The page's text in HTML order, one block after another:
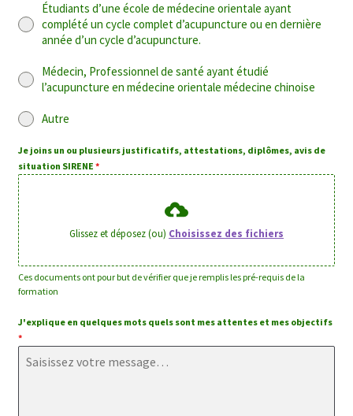
Étudiants d’une école de médecine orientale ayant
complété un cycle complet d’acupuncture ou en dernière
année d’un cycle d’acupuncture.
Médecin, Professionnel de santé ayant étudié
l’acupuncture en médecine orientale médecine chinoise
Autre
Je joins un ou plusieurs justificatifs, attestations, diplômes, avis de
situation SIRENE *
Glissez et déposez (ou) Choisissez des fichiers
Ces documents ont pour but de vérifier que je remplis les pré-requis de la
formation
J'explique en quelques mots quels sont mes attentes et mes objectifs
*